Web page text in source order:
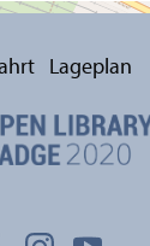
Lageplan